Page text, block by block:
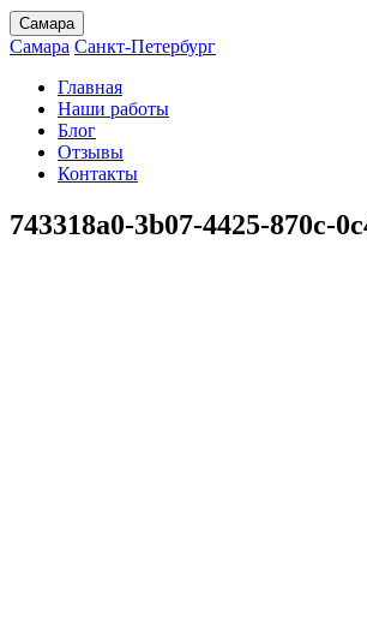
Самара
Самара Санкт-Петербург
Главная
Наши работы
Блог
Отзывы
Контакты
743318a0-3b07-4425-870c-